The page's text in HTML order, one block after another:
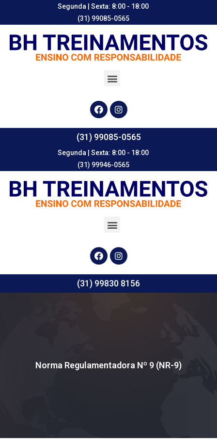
Segunda | Sexta: 8:00 - 18:00
(31) 99085-0565
(31) 99085-0565
Segunda | Sexta: 8:00 - 18:00
(31) 99946-0565
(31) 99830 8156
Norma Regulamentadora Nº 9 (NR-9)